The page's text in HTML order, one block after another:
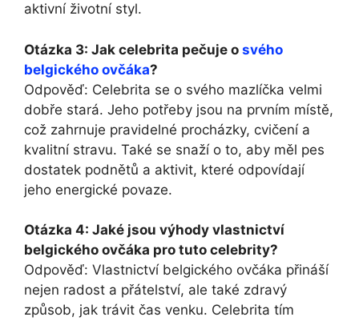
aktivní životní‌ styl.
Otázka 3: Jak celebrita pečuje o svého
belgického ovčáka?
Odpověď: ⁢Celebrita se o svého mazlíčka velmi ​
dobře stará. Jeho potřeby jsou na prvním místě,
‌což zahrnuje pravidelné procházky, cvičení a‌
kvalitní stravu. Také se snaží o to,⁣ aby ⁢měl pes
dostatek podnětů‍ a​ aktivit, které odpovídají
jeho energické povaze.
Otázka 4: Jaké jsou výhody vlastnictví‌
belgického ovčáka pro tuto celebrity?
Odpověď: Vlastnictví belgického ovčáka ‌přináší
nejen radost a přátelství, ale také zdravý
způsob, jak trávit čas​ venku. Celebrita tím ​